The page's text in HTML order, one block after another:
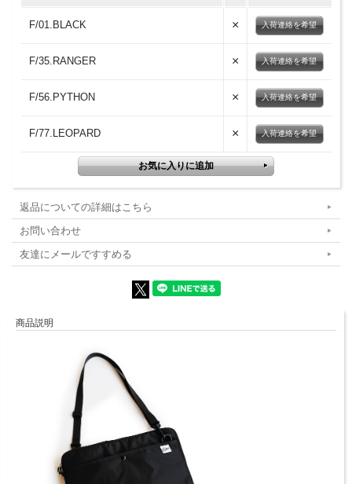
F/01.BLACK × 入荷連絡を希望
F/35.RANGER × 入荷連絡を希望
F/56.PYTHON × 入荷連絡を希望
F/77.LEOPARD × 入荷連絡を希望
返品についての詳細はこちら
お問い合わせ
友達にメールですすめる
商品説明